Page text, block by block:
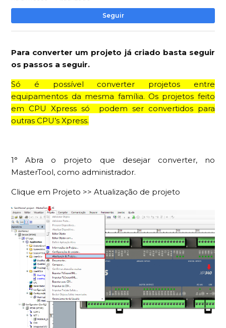
Seguir
Para converter um projeto já criado basta seguir
os passos a seguir.
Só é possível converter projetos entre
equipamentos da mesma família. Os projetos feito
em CPU Xpress só podem ser convertidos para
outras CPU’s Xpress.
1° Abra o projeto que desejar converter, no
MasterTool, como administrador.
Clique em Projeto >> Atualização de projeto